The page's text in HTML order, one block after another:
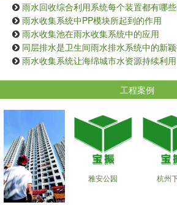
雨水回收综合利用系统每个装置都有哪
雨水收集系统中PP模块所起到的作用
雨水收集池在雨水收集系统中的应用
同层排水是卫生间雨水排水系统中的新
雨水收集系统让海绵城市水资源持续利用
工程案例
雅安公园 杭州